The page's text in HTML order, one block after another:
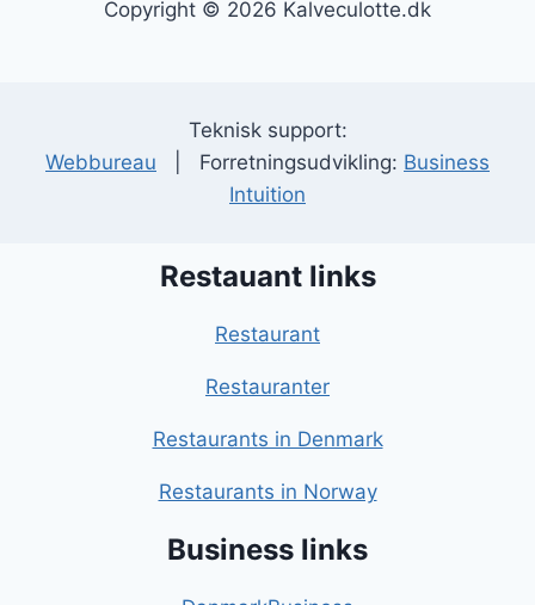
Copyright © 2026 Kalveculotte.dk
Teknisk support:
Webbureau | Forretningsudvikling: Business
Intuition
Restauant links
Restaurant
Restauranter
Restaurants in Denmark
Restaurants in Norway
Business links